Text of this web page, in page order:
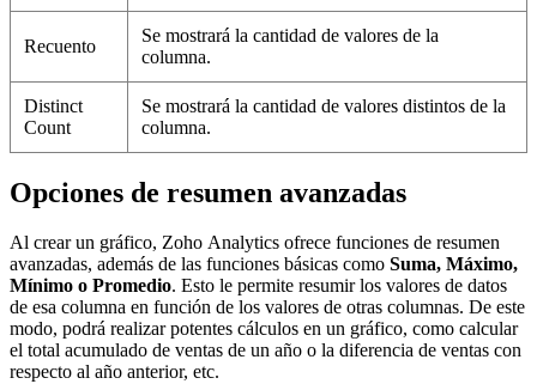
Recuento
Se mostrará la cantidad de valores de la
columna.
Distinct
Count
Se mostrará la cantidad de valores distintos de la
columna.
Opciones de resumen avanzadas
Al crear un gráfico, Zoho Analytics ofrece funciones de resumen
avanzadas, además de las funciones básicas como Suma, Máximo,
Mínimo o Promedio. Esto le permite resumir los valores de datos
de esa columna en función de los valores de otras columnas. De este
modo, podrá realizar potentes cálculos en un gráfico, como calcular
el total acumulado de ventas de un año o la diferencia de ventas con
respecto al año anterior, etc.